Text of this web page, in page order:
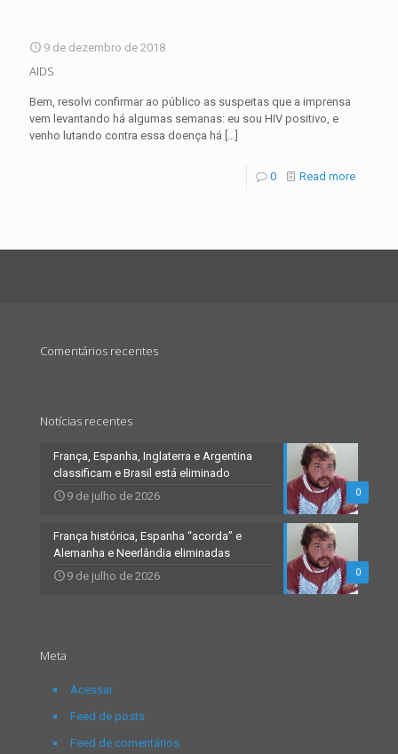
9 de dezembro de 2018
AIDS
Bem, resolvi confirmar ao público as suspeitas que a imprensa
vem levantando há algumas semanas: eu sou HIV positivo, e
venho lutando contra essa doença há […]
0 Read more
Comentários recentes
Notícias recentes
0
França, Espanha, Inglaterra e Argentina
classificam e Brasil está eliminado
9 de julho de 2026
0
França histórica, Espanha “acorda” e
Alemanha e Neerlândia eliminadas
9 de julho de 2026
Meta
Acessar
Feed de posts
Feed de comentários